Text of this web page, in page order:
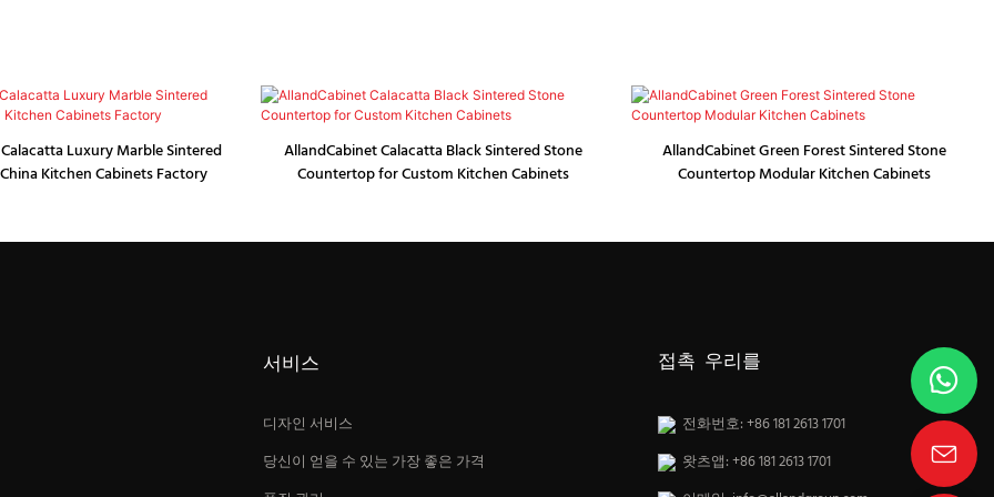
Luxury Marble Sintered
Kitchen Cabinets Factory
AllandCabinet Calacatta Black Sintered Stone
Countertop for Custom Kitchen Cabinets
AllandCabinet Green Forest Sintered Stone
Countertop Modular Kitchen Cabinets
서비스
디자인 서비스
당신이 얻을 수 있는 가장 좋은 가격
접촉 우리를
전화번호: +86 181 2613 1701
왓츠앱: +86 181 2613 1701